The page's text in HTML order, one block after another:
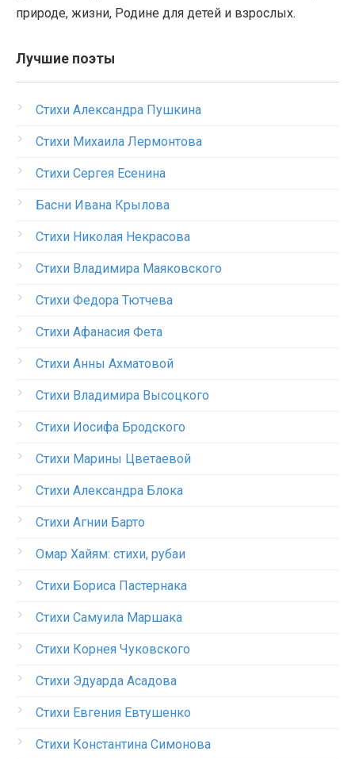
природе, жизни, Родине для детей и взрослых.
Лучшие поэты
Стихи Александра Пушкина
Стихи Михаила Лермонтова
Стихи Сергея Есенина
Басни Ивана Крылова
Стихи Николая Некрасова
Стихи Владимира Маяковского
Стихи Федора Тютчева
Стихи Афанасия Фета
Стихи Анны Ахматовой
Стихи Владимира Высоцкого
Стихи Иосифа Бродского
Стихи Марины Цветаевой
Стихи Александра Блока
Стихи Агнии Барто
Омар Хайям: стихи, рубаи
Стихи Бориса Пастернака
Стихи Самуила Маршака
Стихи Корнея Чуковского
Стихи Эдуарда Асадова
Стихи Евгения Евтушенко
Стихи Константина Симонова